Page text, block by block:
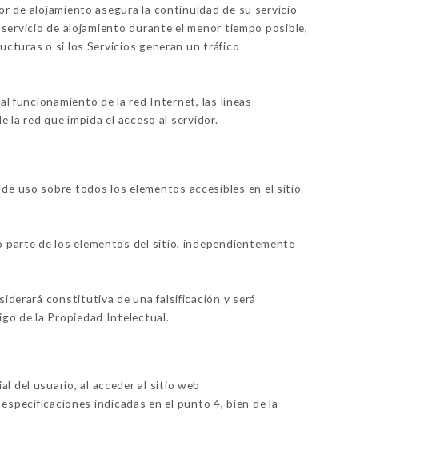
de alojamiento asegura la continuidad de su servicio
de alojamiento durante el menor tiempo posible,
o si los Servicios generan un tráfico
funcionamiento de la red Internet, las líneas
red que impida el acceso al servidor.
uso sobre todos los elementos accesibles en el sitio
de los elementos del sitio, independientemente
constitutiva de una falsificación y será
de la Propiedad Intelectual.
del usuario, al acceder al sitio web
indicadas en el punto 4, bien de la